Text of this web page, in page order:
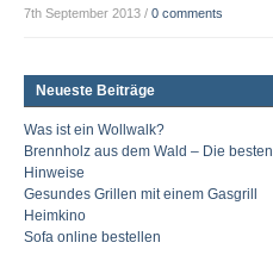
7th September 2013 / 0 comments
Neueste Beiträge
Was ist ein Wollwalk?
Brennholz aus dem Wald – Die besten
Hinweise
Gesundes Grillen mit einem Gasgrill
Heimkino
Sofa online bestellen